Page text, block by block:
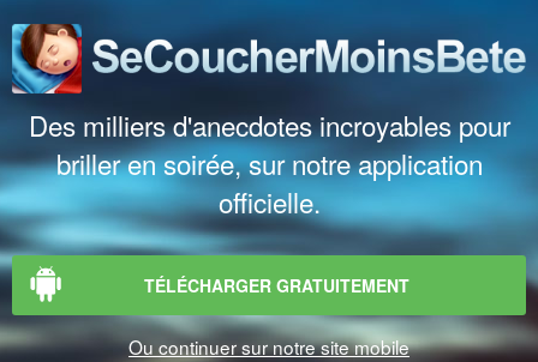
Des milliers d'anecdotes incroyables pour
briller en soirée, sur notre application
officielle.
TÉLÉCHARGER GRATUITEMENT
Ou continuer sur notre site mobile